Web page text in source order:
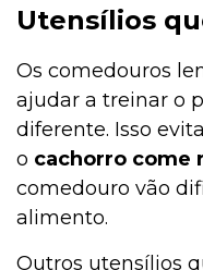
Utensílios
Os comedouros
ajudar a treinar o
diferente. Isso
o cachorro come
comedouro vão
alimento.
Outros utensílios